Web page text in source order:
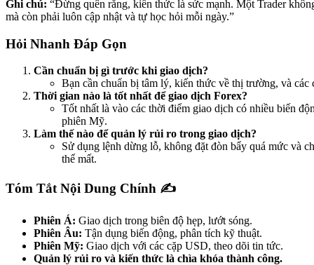
Ghi chú: “Đừng quên rằng, kiến thức là sức mạnh. Một Trader
mà còn phải luôn cập nhật và tự học hỏi mỗi ngày.”
Hỏi Nhanh Đáp Gọn
Cần chuẩn bị gì trước khi giao dịch?
Bạn cần chuẩn bị tâm lý, kiến thức về thị trường, và các
Thời gian nào là tốt nhất để giao dịch Forex?
Tốt nhất là vào các thời điểm giao dịch có nhiều biến
phiên Mỹ.
Làm thế nào để quản lý rủi ro trong giao dịch?
Sử dụng lệnh dừng lỗ, không đặt đòn bẩy quá mức và
thể mất.
Tóm Tắt Nội Dung Chính ✍️
Phiên Á: Giao dịch trong biên độ hẹp, lướt sóng.
Phiên Âu: Tận dụng biến động, phân tích kỹ thuật.
Phiên Mỹ: Giao dịch với các cặp USD, theo dõi tin tức.
Quản lý rủi ro và kiến thức là chìa khóa thành công.